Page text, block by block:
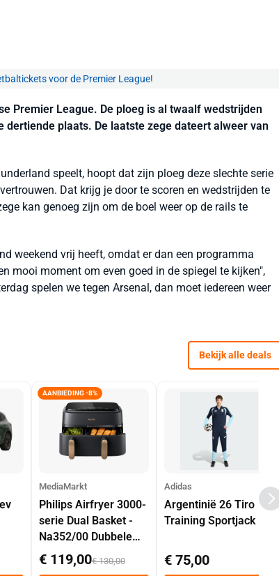
voor de Premier League!
Premier League. De ploeg is al twaalf wedstrijden
plaats. De laatste zege dateert alweer van
speelt, hoopt dat zijn ploeg deze slechte serie
Dat krijg je door te scoren en wedstrijden te
kan genoeg zijn om de boel weer op de rails te
weekend vrij heeft, omdat er dan een programma
mooi moment om even goed in de spiegel te kijken",
spelen we tegen Arsenal, dan moet iedereen weer
Bekijk alle deals
AANBIEDING -8%
MediaMarkt
Philips Airfryer 3000-
serie Dual Basket -
Na352/00 Dubbele
Mand 9 L Tot 6
Personen
€ 119,00€ 130,00
Adidas
Argentinië 26 Tiro
Training Sportjack
€ 75,00